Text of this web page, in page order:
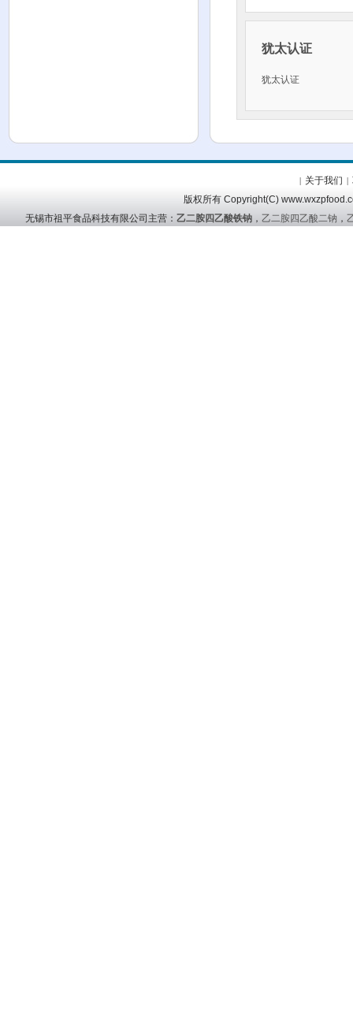
犹太认证
犹太认证
版权所有 Copyright(C)
无锡市祖平食品科技有限公司主营： 乙二胺四乙酸铁钠， 乙二胺四乙酸二钠，
| 关于我们 |